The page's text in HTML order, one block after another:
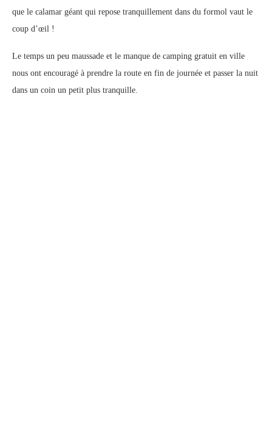
que le calamar géant qui repose tranquillement dans du formol vaut le
coup d’œil !
Le temps un peu maussade et le manque de camping gratuit en ville
nous ont encouragé à prendre la route en fin de journée et passer la nuit
dans un coin un petit plus tranquille.